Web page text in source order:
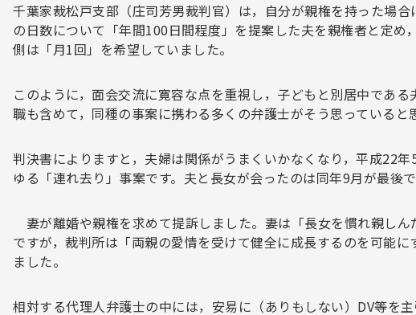
千葉家裁松戸支部（庄司芳男裁判官）は，自分が親権を持った場
の日数について「年間100日間程度」を提案した夫を親権者と定
側は「月1回」を希望していました。
このように，面会交流に寛容な点を重視し，子どもと別居中であ
職も含めて，同種の事案に携わる多くの弁護士がそう思っていると
判決書によりますと，夫婦は関係がうまくいかなくなり，平成22
ゆる「連れ去り」事案です。夫と長女が会ったのは同年9月が最後で
妻が離婚や親権を求めて提訴しました。妻は「長女を慣れ親し
ですが，裁判所は「両親の愛情を受けて健全に成長するのを可能
ました。
相対する代理人弁護士の中には，安易に（ありもしない）DV等を